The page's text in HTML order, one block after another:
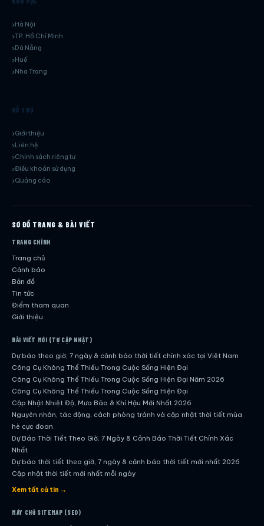
Hà Nội
TP. Hồ Chí Minh
Dà Nẵng
Huế
Nha Trang
HỖ TRỢ
Giới thiệu
Liên hệ
Chính sách riêng tư
Điều khoản sử dụng
Quảng cáo
SƠ ĐỒ TRANG & BÀI VIẾT
TRANG CHÍNH
Trang chủ
Cảnh báo
Bản đồ
Tin tức
Điểm tham quan
Giới thiệu
BÀI VIẾT MỚI (TỰ CẬP NHẬT)
Dự báo theo giờ, 7 ngày & cảnh báo thời tiết chính xác tại Việt Nam
Công Cụ Không Thể Thiếu Trong Cuộc Sống Hiện Đại
Công Cụ Không Thể Thiếu Trong Cuộc Sống Hiện Đại Năm 2026
Công Cụ Không Thể Thiếu Trong Cuộc Sống Hiện Đại
Cập Nhật Nhiệt Độ, Mưa Bão & Khí Hậu Mới Nhất 2026
Nguyên nhân, tác động, cách phòng tránh và cập nhật thời tiết mùa
hè cực đoan
Dự Báo Thời Tiết Theo Giờ, 7 Ngày & Cảnh Báo Thời Tiết Chính Xác
Nhất
Dự báo thời tiết theo giờ, 7 ngày & cảnh báo thời tiết mới nhất 2026
Cập nhật thời tiết mới nhất mỗi ngày
Hướng dẫn đầy đủ về dự báo thời tiết hiện đại
Dự Báo Thời Tiết Theo Giờ, 7 Ngày & Cảnh Báo Thời Tiết Chính Xác
Xem tất cả tin →
MÁY CHỦ SITEMAP (SEO)